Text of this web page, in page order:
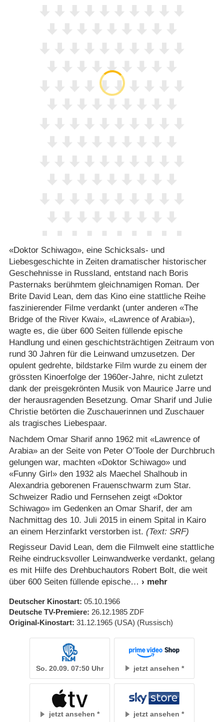
«Doktor Schiwago», eine Schicksals- und
Liebesgeschichte in Zeiten dramatischer historischer
Geschehnisse in Russland, entstand nach Boris
Pasternaks berühmtem gleichnamigen Roman. Der
Brite David Lean, dem das Kino eine stattliche Reihe
faszinierender Filme verdankt (unter anderen «The
Bridge of the River Kwai», «Lawrence of Arabia»),
wagte es, die über 600 Seiten füllende epische
Handlung und einen geschichtsträchtigen Zeitraum von
rund 30 Jahren für die Leinwand umzusetzen. Der
opulent gedrehte, bildstarke Film wurde zu einem der
grössten Kinoerfolge der 1960er-Jahre, nicht zuletzt
dank der preisgekrönten Musik von Maurice Jarre und
der herausragenden Besetzung. Omar Sharif und Julie
Christie betörten die Zuschauerinnen und Zuschauer
als tragisches Liebespaar.
Nachdem Omar Sharif anno 1962 mit «Lawrence of
Arabia» an der Seite von Peter O’Toole der Durchbruch
gelungen war, machten «Doktor Schiwago» und
«Funny Girl» den 1932 als Maechel Shalhoub in
Alexandria geborenen Frauenschwarm zum Star.
Schweizer Radio und Fernsehen zeigt «Doktor
Schiwago» im Gedenken an Omar Sharif, der am
Nachmittag des 10. Juli 2015 in einem Spital in Kairo
an einem Herzinfarkt verstorben ist. (Text: SRF)
Regisseur David Lean, dem die Filmwelt eine stattliche
Reihe eindrucksvoller Leinwandwerke verdankt, gelang
es mit Hilfe des Drehbuchautors Robert Bolt, die weit
über 600 Seiten füllende epische
Deutscher Kinostart 05.10.1966
Deutsche TV-Premiere 26.12.1985 ZDF
Original-Kinostart 31.12.1965 (USA) (Russisch)
So. 20.09. 07:50 Uhr jetzt ansehen
jetzt ansehen jetzt ansehen